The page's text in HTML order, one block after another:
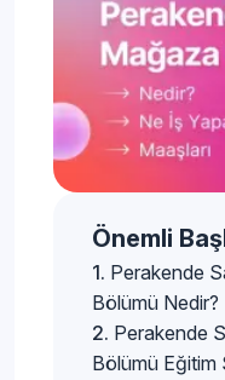
Önemli
Perakende
Bölümü Nedir?
Perakende
Bölümü Eğitim